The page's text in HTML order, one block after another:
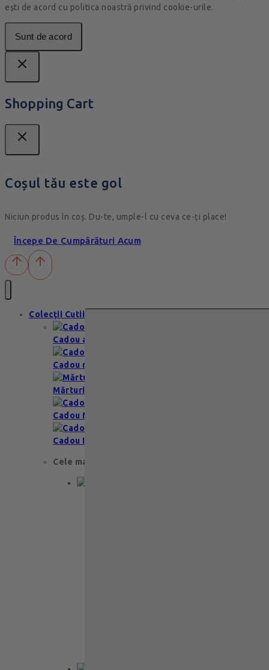
ești de acord cu politica noastră privind cookie-urile.
Sunt de acord
Shopping Cart
Coșul tău este gol
Niciun produs în coș. Du-te, umple-l cu ceva ce-ți place!
Începe De Cumpărături Acum
Colecții Cutii
Cadou aniversare
Cadou romantic
Mărturii nuntă & botez
Cadou Multumesc
Cadou Invitatie
Cele mai apreciate